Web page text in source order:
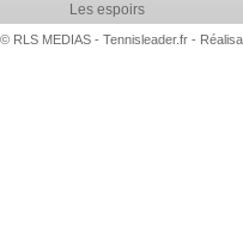
Les espoirs
© RLS MEDIAS - Tennisleader.fr -